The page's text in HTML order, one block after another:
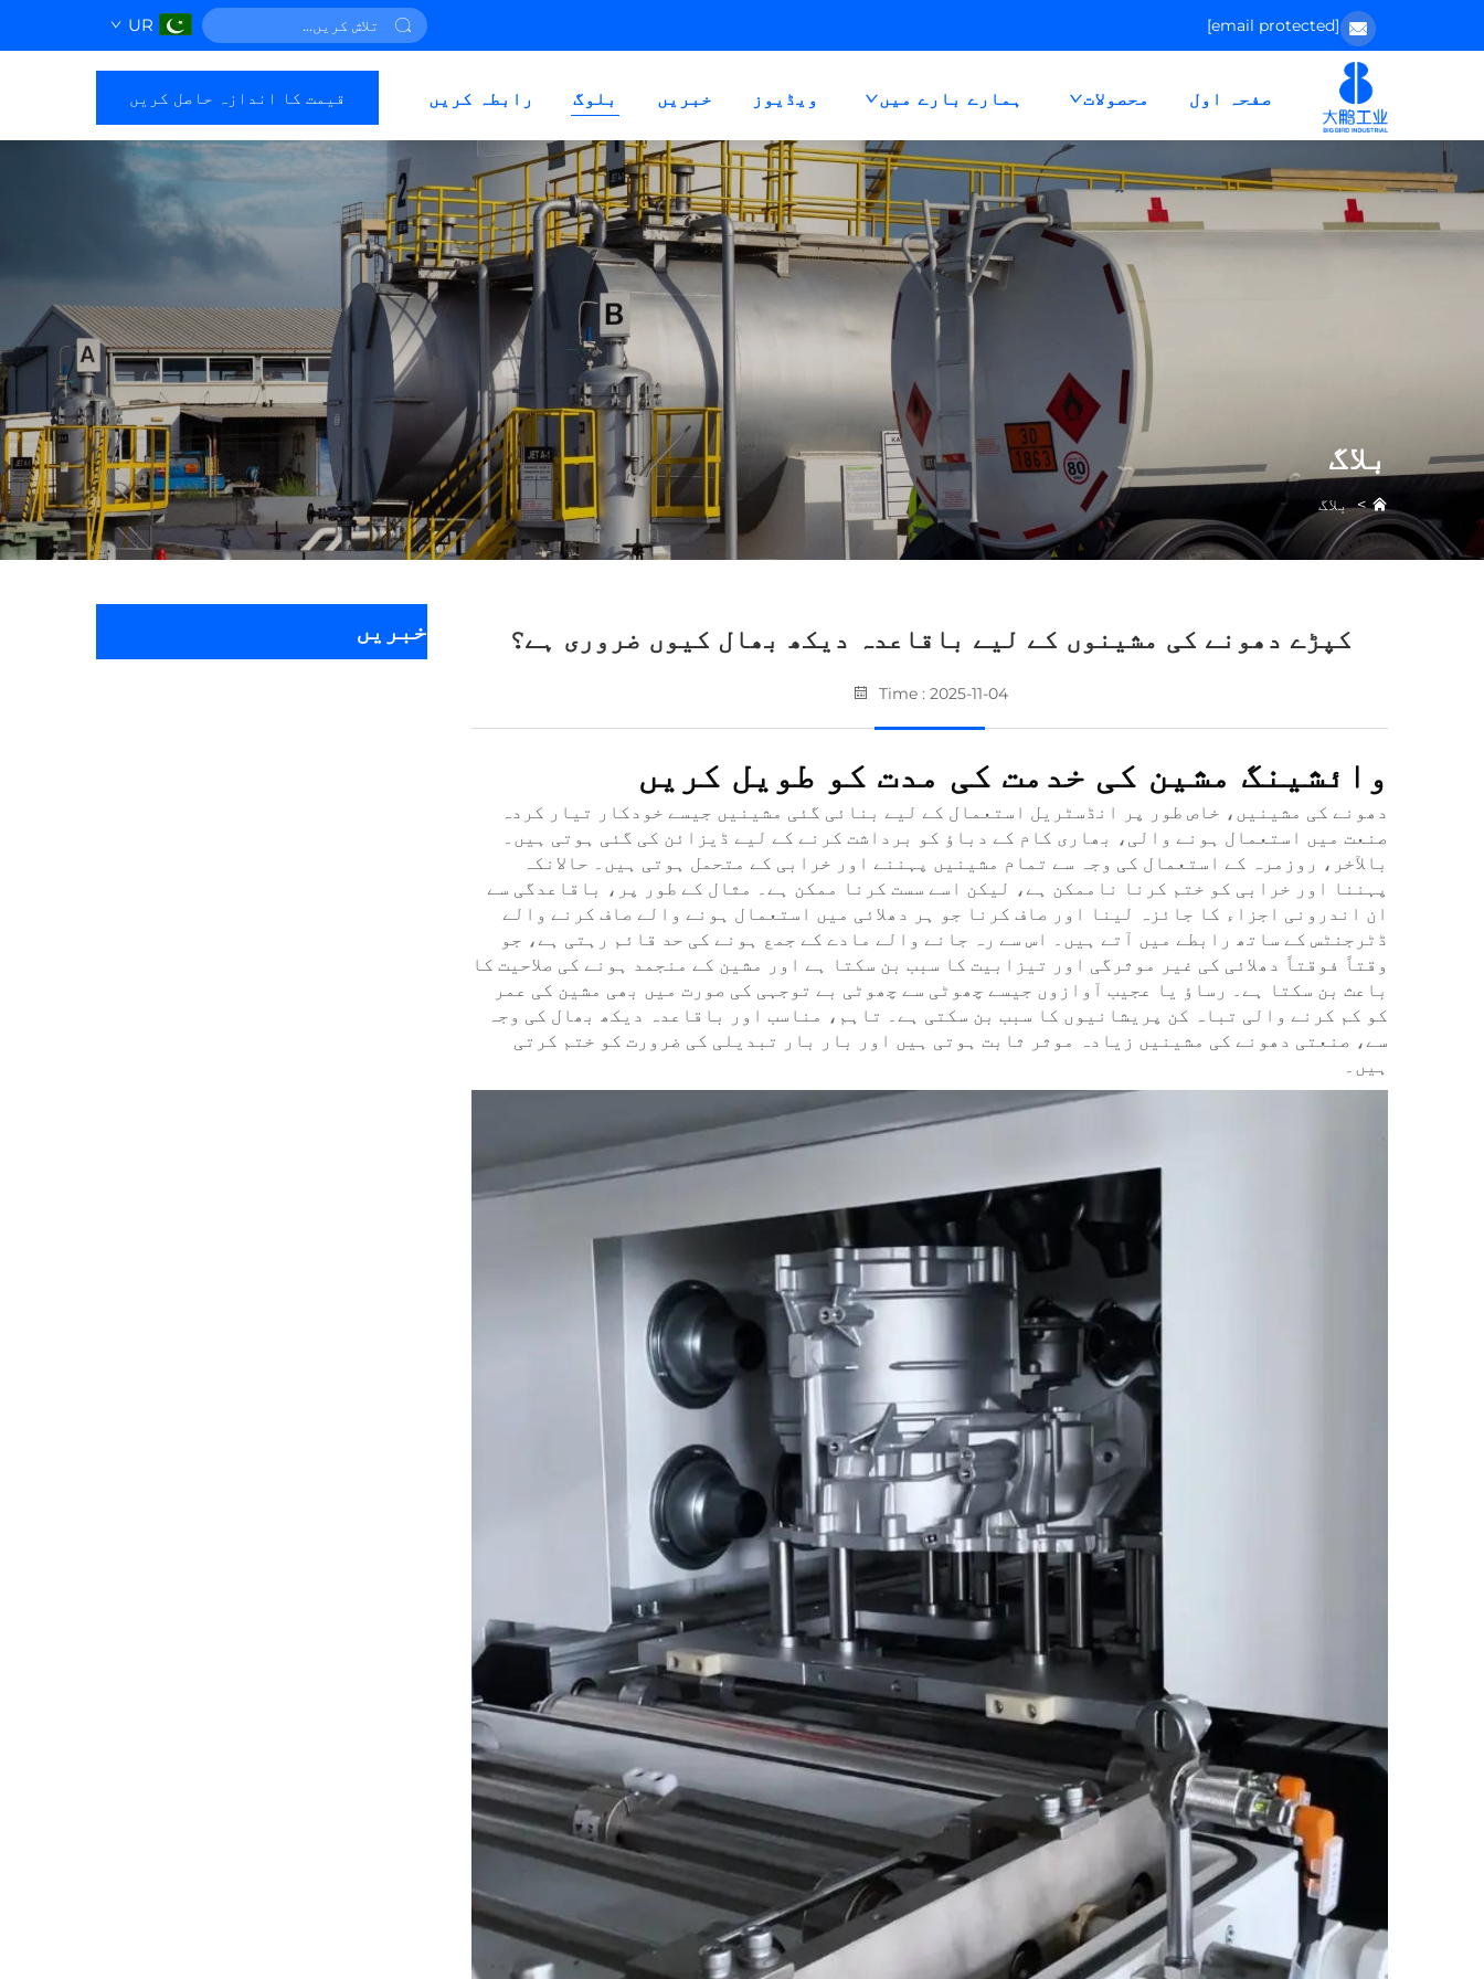
[email protected]
UR
صفحہ اول محصولات ہمارے بارے میں ویڈیوز خبریں بلوگ رابطہ کریں قیمت کا اندازہ حاصل کریں
بلاگ
>بلاگ
خبریں کپڑے دھونے کی مشینوں کے لیے باقاعدہ دیکھ بھال کیوں ضروری ہے؟
Time : 2025-11-04
وائشینگ مشین کی خدمت کی مدت کو طویل کریں
دھونے کی مشینیں، خاص طور پر انڈسٹریل استعمال کے لیے بنائی گئی مشینیں جیسے خودکار تیار کردہ
صنعت میں استعمال ہونے والی، بھاری کام کے دباؤ کو برداشت کرنے کے لیے ڈیزائن کی گئی ہوتی ہیں۔
بالآخر، روزمرہ کے استعمال کی وجہ سے تمام مشینیں پہننے اور خرابی کے متحمل ہوتی ہیں۔ حالانکہ
پہننا اور خرابی کو ختم کرنا ناممکن ہے، لیکن اسے سست کرنا ممکن ہے۔ مثال کے طور پر، باقاعدگی سے
ان اندرونی اجزاء کا جائزہ لینا اور صاف کرنا جو ہر دھلائی میں استعمال ہونے والے صاف کرنے والے
ڈٹرجنٹس کے ساتھ رابطے میں آتے ہیں۔ اس سے رہ جانے والے مادے کے جمع ہونے کی حد قائم رہتی ہے، جو
وقتاً فوقتاً دھلائی کی غیر موثرگی اور تیزابیت کا سبب بن سکتا ہے اور مشین کے منجمد ہونے کی صلاحیت کا
باعث بن سکتا ہے۔ رساؤ یا عجیب آوازوں جیسے چھوٹی سے چھوٹی بے توجہی کی صورت میں بھی مشین کی عمر
کو کم کرنے والی تباہ کن پریشانیوں کا سبب بن سکتی ہے۔ تاہم، مناسب اور باقاعدہ دیکھ بھال کی وجہ
سے، صنعتی دھونے کی مشینیں زیادہ موثر ثابت ہوتی ہیں اور بار بار تبدیلی کی ضرورت کو ختم کرتی
ہیں۔